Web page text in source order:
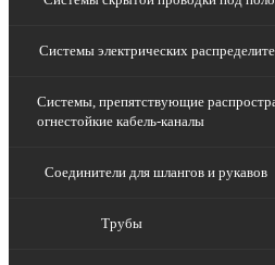
Системы электрических
Системы, препятствующие
огнестойкие кабель-каналы
Соединители для шлангов и рукавов
Трубы